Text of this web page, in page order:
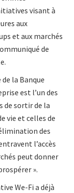
visant à
aux
et aux marchés
de
la Banque
est l’un des
de sortir de la
vie et celles de
des
l’accès
peut donner
».
We-Fi a déjà